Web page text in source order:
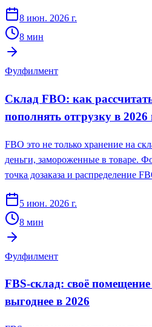
8 июн. 2026 г.
8 мин
Фулфилмент
Склад FBO: как
пополнять отгрузку в 2026
FBO это не только хранение на
деньги, замороженные в товаре.
точка дозаказа и распределение
5 июн. 2026 г.
8 мин
Фулфилмент
FBS-склад: своё
выгоднее в 2026